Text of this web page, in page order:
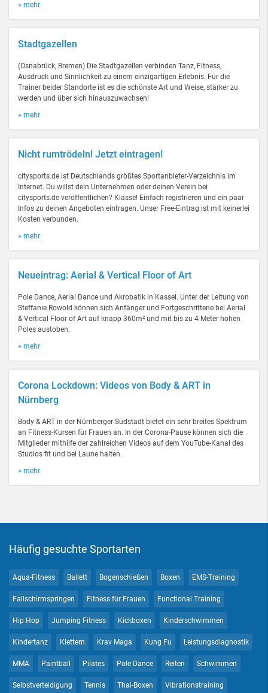
» mehr
Stadtgazellen
(Osnabrück, Bremen) Die Stadtgazellen verbinden Tanz, Fitness,
Ausdruck und Sinnlichkeit zu einem einzigartigen Erlebnis. Für die
Trainer beider Standorte ist es die schönste Art und Weise, stärker zu
werden und über sich hinauszuwachsen!
» mehr
Nicht rumtrödeln! Jetzt eintragen!
citysports.de ist Deutschlands größtes Sportanbieter-Verzeichnis im
Internet. Du willst dein Unternehmen oder deinen Verein bei
citysports.de veröffentlichen? Klasse! Einfach registrieren und ein paar
Infos zu deinen Angeboten eintragen. Unser Free-Eintrag ist mit keinerlei
Kosten verbunden.
» mehr
Neueintrag: Aerial & Vertical Floor of Art
Pole Dance, Aerial Dance und Akrobatik in Kassel. Unter der Leitung von
Steffanie Rowold können sich Anfänger und Fortgeschrittene bei Aerial
& Vertical Floor of Art auf knapp 360m² und mit bis zu 4 Meter hohen
Poles austoben.
» mehr
Corona Lockdown: Videos von Body & ART in
Nürnberg
Body & ART in der Nürnberger Südstadt bietet ein sehr breites Spektrum
an Fitness-Kursen für Frauen an. In der Corona-Pause können sich die
Mitglieder mithilfe der zahlreichen Videos auf dem YouTube-Kanal des
Studios fit und bei Laune halten.
» mehr
Häufig gesuchte Sportarten
Aqua-Fitness Ballett Bogenschießen Boxen EMS-Training
Fallschirmspringen Fitness für Frauen Functional Training
Hip Hop Jumping Fitness Kickboxen Kinderschwimmen
Kindertanz Klettern Krav Maga Kung Fu Leistungsdiagnostik
MMA Paintball Pilates Pole Dance Reiten Schwimmen
Selbstverteidigung Tennis Thai-Boxen Vibrationstraining